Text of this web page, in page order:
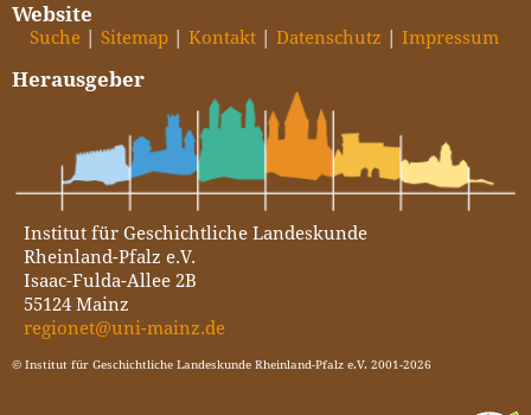
Website
Suche Sitemap Kontakt Datenschutz Impressum
Herausgeber
Institut für Geschichtliche Landeskunde
Rheinland-Pfalz e.V.
Isaac-Fulda-Allee 2B
55124 Mainz
regionet@uni-mainz.de
© Institut für Geschichtliche Landeskunde Rheinland-Pfalz e.V. 2001-2026